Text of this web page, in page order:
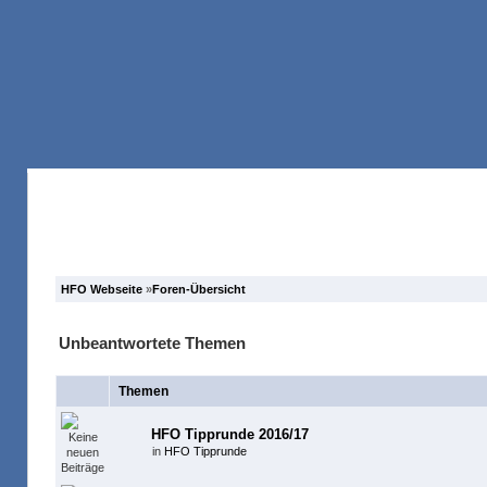
HFO Webseite »Foren-Übersicht
Unbeantwortete Themen
Themen
HFO Tipprunde 2016/17
in HFO Tipprunde